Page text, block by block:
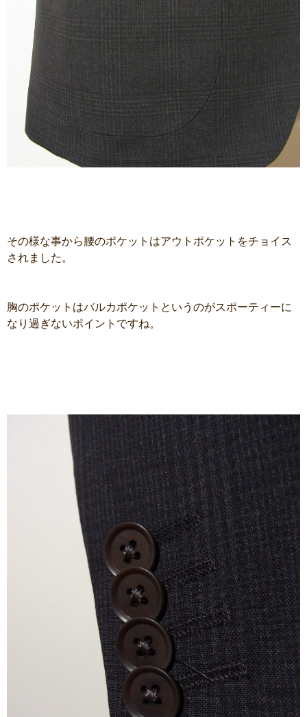
その様な事から腰のポケットはアウトポケットをチョイス
されました。
胸のポケットはバルカポケットというのがスポーティーに
なり過ぎないポイントですね。